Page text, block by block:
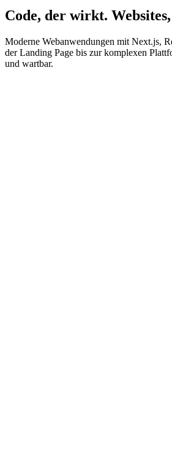
Code, der wirkt.
Moderne Webanwendungen mit Next.js,
der Landing Page bis zur komplexen
und wartbar.